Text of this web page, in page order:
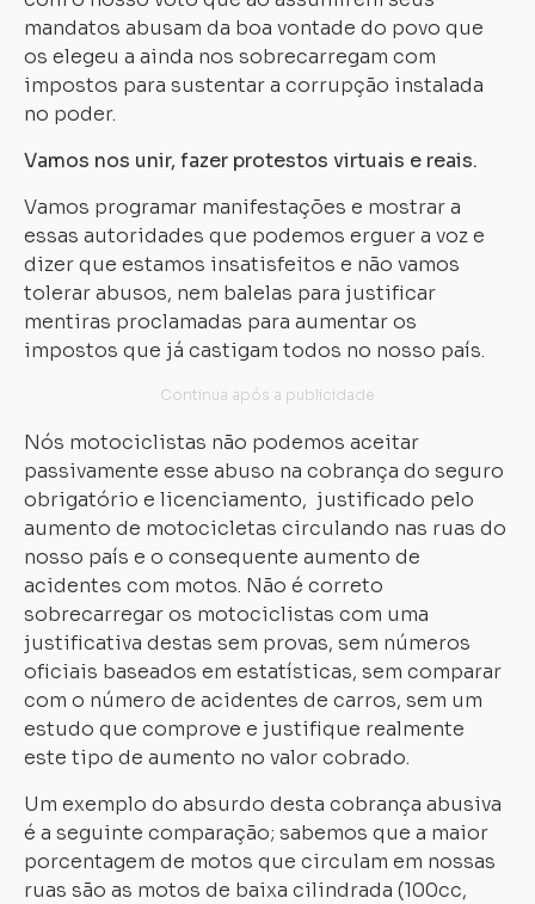
mandatos abusam da boa vontade do povo que
os elegeu a ainda nos sobrecarregam com
impostos para sustentar a corrupção instalada
no poder.
Vamos nos unir, fazer protestos virtuais e reais.
Vamos programar manifestações e mostrar a
essas autoridades que podemos erguer a voz e
dizer que estamos insatisfeitos e não vamos
tolerar abusos, nem balelas para justificar
mentiras proclamadas para aumentar os
impostos que já castigam todos no nosso país.
Nós motociclistas não podemos aceitar
passivamente esse abuso na cobrança do seguro
obrigatório e licenciamento, justificado pelo
aumento de motocicletas circulando nas ruas do
nosso país e o consequente aumento de
acidentes com motos. Não é correto
sobrecarregar os motociclistas com uma
justificativa destas sem provas, sem números
oficiais baseados em estatísticas, sem comparar
com o número de acidentes de carros, sem um
estudo que comprove e justifique realmente
este tipo de aumento no valor cobrado.
Um exemplo do absurdo desta cobrança abusiva
é a seguinte comparação; sabemos que a maior
porcentagem de motos que circulam em nossas
ruas são as motos de baixa cilindrada (100cc,